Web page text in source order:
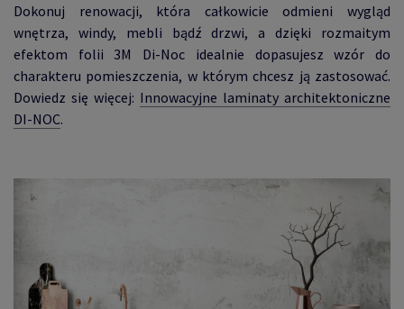
Dokonuj renowacji, która całkowicie odmieni wygląd
wnętrza, windy, mebli bądź drzwi, a dzięki rozmaitym
efektom folii 3M Di-Noc idealnie dopasujesz wzór do
charakteru pomieszczenia, w którym chcesz ją zastosować.
Dowiedz się więcej: Innowacyjne laminaty architektoniczne
DI-NOC.